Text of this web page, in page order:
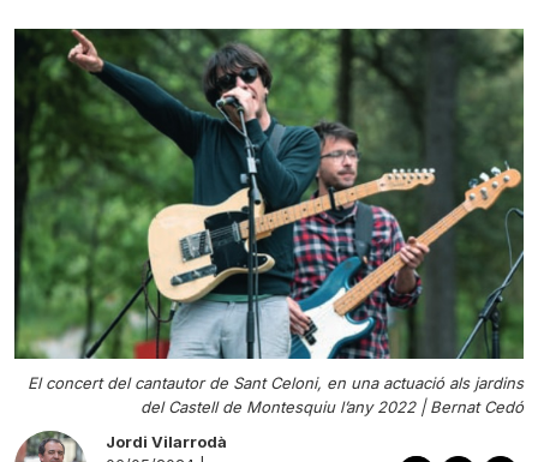
El concert del cantautor de Sant Celoni, en una actuació als jardins
del Castell de Montesquiu l’any 2022 |Bernat Cedó
Jordi Vilarrodà